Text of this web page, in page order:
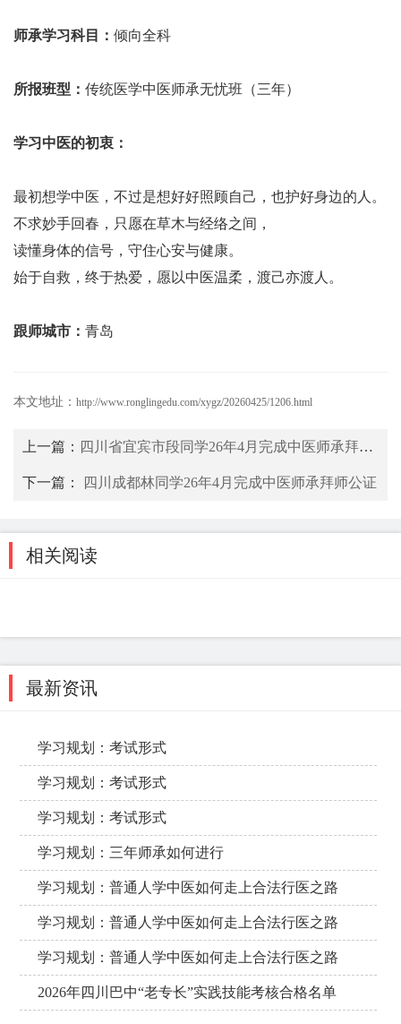
师承学习科目： 倾向全科
所报班型： 传统医学中医师承无忧班（三年）
学习中医的初衷：
最初想学中医，不过是想好好照顾自己，也护好身边的人。
不求妙手回春，只愿在草木与经络之间，
读懂身体的信号，守住心安与健康。
始于自救，终于热爱，愿以中医温柔，渡己亦渡人。
跟师城市： 青岛
本文地址： http://www.ronglingedu.com/xygz/20260425/1206.html
上一篇： 四川省宜宾市段同学26年4月完成中医师承拜师公证
下一篇： 四川成都林同学26年4月完成中医师承拜师公证
相关阅读
最新资讯
学习规划：考试形式
学习规划：考试形式
学习规划：考试形式
学习规划：三年师承如何进行
学习规划：普通人学中医如何走上合法行医之路
学习规划：普通人学中医如何走上合法行医之路
学习规划：普通人学中医如何走上合法行医之路
2026年四川巴中“老专长”实践技能考核合格名单